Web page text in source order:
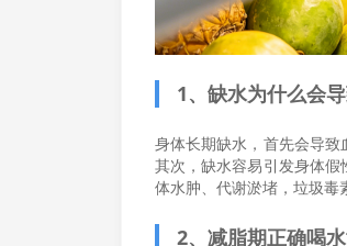
1、缺水为什么会
身体长期缺水，首先会导
其次，缺水容易引发身体
体水肿、代谢淤堵，垃圾毒
2、减脂期正确喝